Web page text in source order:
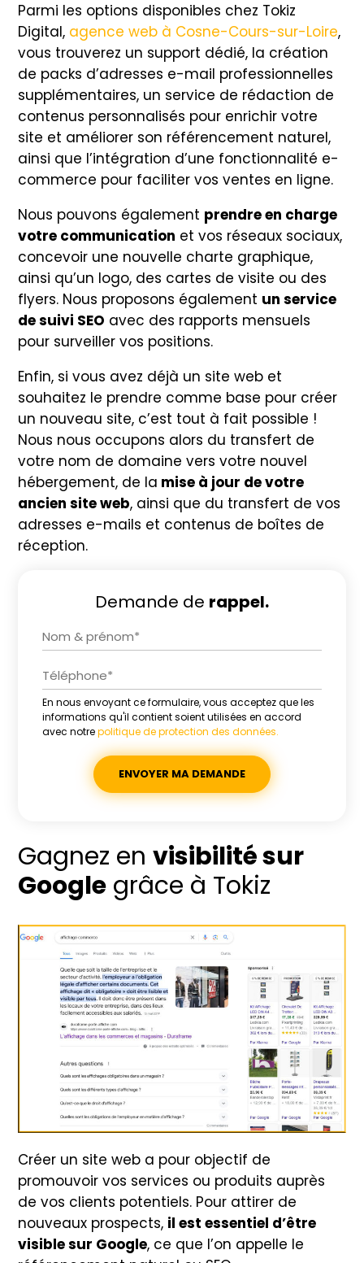
Parmi les options disponibles chez Tokiz
Digital, agence web à Cosne-Cours-sur-Loire,
vous trouverez un support dédié, la création
de packs d’adresses e-mail professionnelles
supplémentaires, un service de rédaction de
contenus personnalisés pour enrichir votre
site et améliorer son référencement naturel,
ainsi que l’intégration d’une fonctionnalité e-
commerce pour faciliter vos ventes en ligne.
Nous pouvons également prendre en charge
votre communication et vos réseaux sociaux,
concevoir une nouvelle charte graphique,
ainsi qu’un logo, des cartes de visite ou des
flyers. Nous proposons également un service
de suivi SEO avec des rapports mensuels
pour surveiller vos positions.
Enfin, si vous avez déjà un site web et
souhaitez le prendre comme base pour créer
un nouveau site, c’est tout à fait possible !
Nous nous occupons alors du transfert de
votre nom de domaine vers votre nouvel
hébergement, de la mise à jour de votre
ancien site web, ainsi que du transfert de vos
adresses e-mails et contenus de boîtes de
réception.
Demande de rappel.
En nous envoyant ce formulaire, vous acceptez que les
informations qu'il contient soient utilisées en accord
avec notrepolitique de protection des données.
Alternative:
Gagnez envisibilité sur
Google grâce à Tokiz
Créer un site web a pour objectif de
promouvoir vos services ou produits auprès
de vos clients potentiels. Pour attirer de
nouveaux prospects, il est essentiel d’être
visible sur Google, ce que l’on appelle le